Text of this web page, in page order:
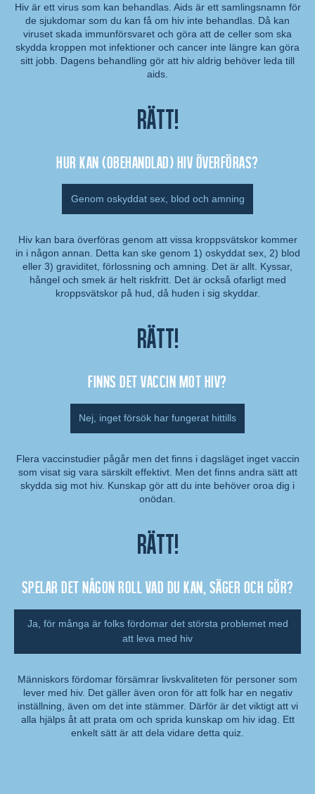
Kommentar:
Hiv är ett virus som kan behandlas. Aids är ett samlingsnamn för
de sjukdomar som du kan få om hiv inte behandlas. Då kan
viruset skada immunförsvaret och göra att de celler som ska
skydda kroppen mot infektioner och cancer inte längre kan göra
sitt jobb. Dagens behandling gör att hiv aldrig behöver leda till
aids.
Rätt!
Hur kan (obehandlad) hiv överföras?
Genom oskyddat sex, blod och amning
Kommentar:
Hiv kan bara överföras genom att vissa kroppsvätskor kommer
in i någon annan. Detta kan ske genom 1) oskyddat sex, 2) blod
eller 3) graviditet, förlossning och amning. Det är allt. Kyssar,
hångel och smek är helt riskfritt. Det är också ofarligt med
kroppsvätskor på hud, då huden i sig skyddar.
Rätt!
Finns det vaccin mot hiv?
Nej, inget försök har fungerat hittills
Kommentar:
Flera vaccinstudier pågår men det finns i dagsläget inget vaccin
som visat sig vara särskilt effektivt. Men det finns andra sätt att
skydda sig mot hiv. Kunskap gör att du inte behöver oroa dig i
onödan.
Rätt!
Spelar det någon roll vad du kan, säger och gör?
Ja, för många är folks fördomar det största problemet med
att leva med hiv
Kommentar:
Människors fördomar försämrar livskvaliteten för personer som
lever med hiv. Det gäller även oron för att folk har en negativ
inställning, även om det inte stämmer. Därför är det viktigt att vi
alla hjälps åt att prata om och sprida kunskap om hiv idag. Ett
enkelt sätt är att dela vidare detta quiz.